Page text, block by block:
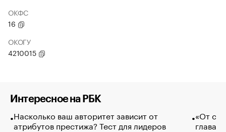
ОКФС
16
ОКОГУ
4210015
Интересное на РБК
Насколько ваш авторитет зависит от
атрибутов престижа? Тест для лидеров
«От
глава